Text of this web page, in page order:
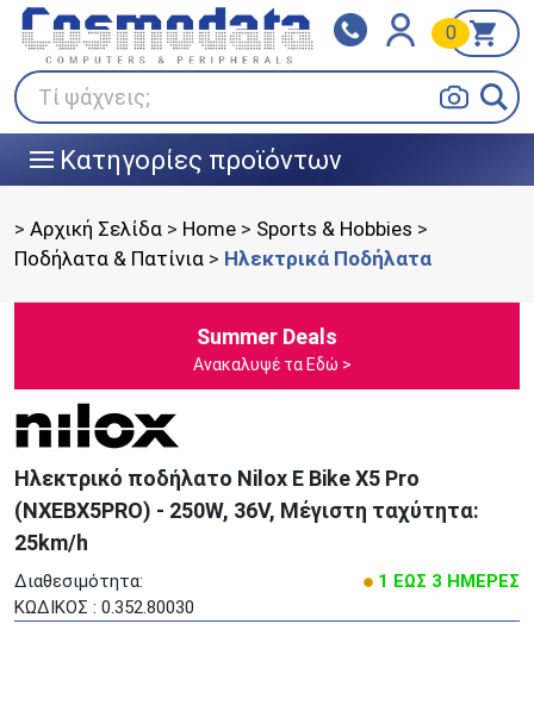
Τί ψάχνεις;
0
||| Κατηγορίες προϊόντων
Klarna
Πληρώστε σε 3
άτοκες δόσεις
BOX NOW
> Αρχική Σελίδα > Home > Sports & Hobbies >
Ποδήλατα & Πατίνια > Ηλεκτρικά Ποδήλατα
Summer Deals
Ανακαλυψέ τα Εδώ >
Ηλεκτρικό ποδήλατο Νilox E Bike X5 Pro
(NXEBX5PRO) - 250W, 36V, Μέγιστη ταχύτητα:
25km/h
Διαθεσιμότητα:
1 ΕΩΣ 3 ΗΜΕΡΕΣ
ΚΩΔΙΚΟΣ : 0.352.80030